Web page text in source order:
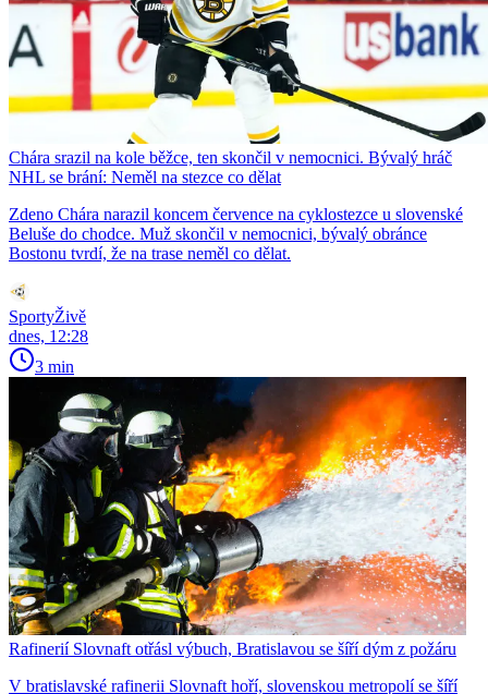
Chára srazil na kole běžce, ten skončil v nemocnici. Bývalý hráč
NHL se brání: Neměl na stezce co dělat
Zdeno Chára narazil koncem července na cyklostezce u slovenské
Beluše do chodce. Muž skončil v nemocnici, bývalý obránce
Bostonu tvrdí, že na trase neměl co dělat.
SportyŽivě
dnes, 12:28
3 min
Rafinerií Slovnaft otřásl výbuch, Bratislavou se šíří dým z požáru
V bratislavské rafinerii Slovnaft hoří, slovenskou metropolí se šíří